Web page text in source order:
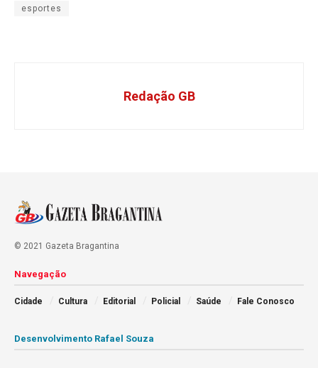
esportes
Redação GB
© 2021 Gazeta Bragantina
Navegação
Cidade Cultura Editorial Policial Saúde Fale Conosco
Desenvolvimento Rafael Souza